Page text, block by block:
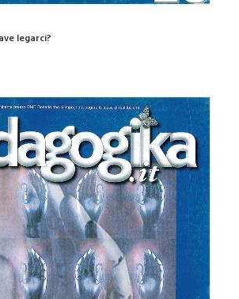
legarci?